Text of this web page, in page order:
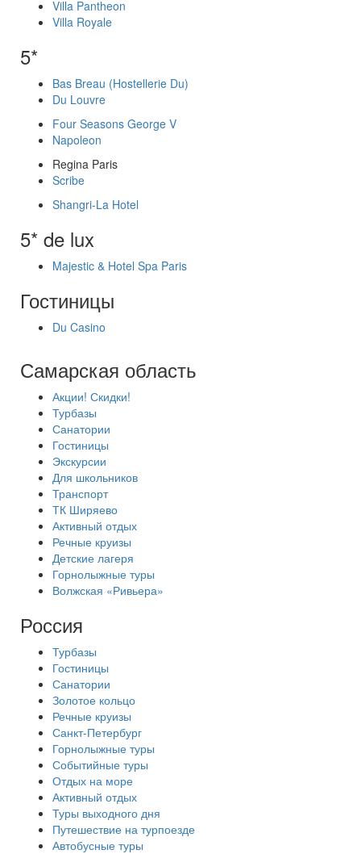
Villa Pantheon
Villa Royale
5*
Bas Breau (Hostellerie Du)
Du Louvre
Four Seasons George V
Napoleon
Regina Paris
Scribe
Shangri-La Hotel
5* de lux
Majestic & Hotel Spa Paris
Гостиницы
Du Casino
Самарская область
Акции! Скидки!
Турбазы
Санатории
Гостиницы
Экскурсии
Для школьников
Транспорт
ТК Ширяево
Активный отдых
Речные круизы
Детские лагеря
Горнолыжные туры
Волжская «Ривьера»
Россия
Турбазы
Гостиницы
Санатории
Золотое кольцо
Речные круизы
Санкт-Петербург
Горнолыжные туры
Событийные туры
Отдых на море
Активный отдых
Туры выходного дня
Путешествие на турпоезде
Автобусные туры